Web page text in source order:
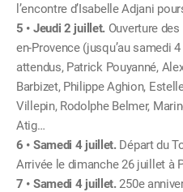
l’encontre d’Isabelle Adjani
Jeudi 2 juillet. Ouverture
en-Provence (jusqu’au samedi
attendus, Patrick Pouyanné,
Barbizet, Philippe Aghion,
Villepin, Rodolphe Belmer,
Atig…
Samedi 4 juillet.Départ du
Arrivée le dimanche 26 juillet à
Samedi 4 juillet.250e